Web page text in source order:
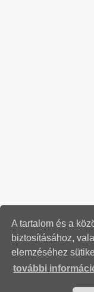
A tartalom és a
biztosításához,
elemzéséhez
további